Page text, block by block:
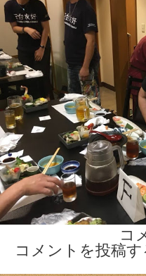
コ
コメントを投稿